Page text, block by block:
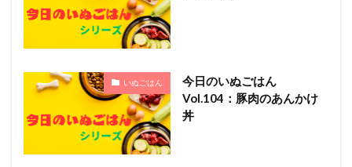
いぬごはん
今日のいぬごはん
Vol.104：豚肉のあんかけ
丼